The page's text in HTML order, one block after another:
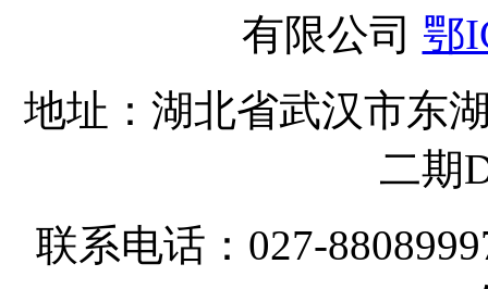
有限公司 鄂
地址：湖北省武汉市东
二期
联系电话：027-